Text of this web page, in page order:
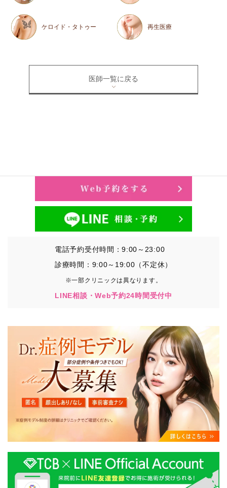
ケロイド・タトゥー 再生医療
医師一覧に戻る
電話予約受付時間：9:00～23:00
診療時間：9:00～19:00（不定休）
※一部クリニックは異なります。
LINE相談・Web予約24時間受付中